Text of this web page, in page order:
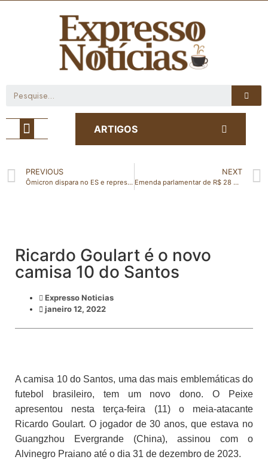
ARTIGOS
PREVIOUS
Ômicron dispara no ES e representa 97% dos casos de Covid, diz secretário de Saúde
NEXT
Emenda parlamentar de R$ 28 mil reais autorizada para São Domingos do Norte
Ricardo Goulart é o novo
camisa 10 do Santos
Expresso Noticias
janeiro 12, 2022
A camisa 10 do Santos, uma das mais emblemáticas do
futebol brasileiro, tem um novo dono. O Peixe
apresentou nesta terça-feira (11) o meia-atacante
Ricardo Goulart. O jogador de 30 anos, que estava no
Guangzhou Evergrande (China), assinou com o
Alvinegro Praiano até o dia 31 de dezembro de 2023.